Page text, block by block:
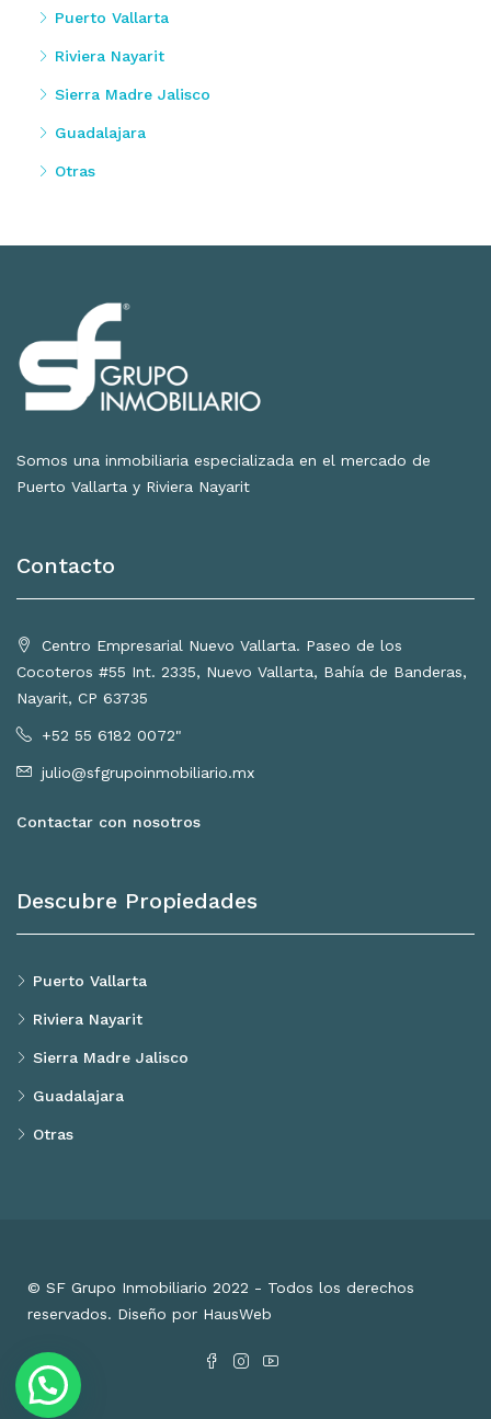
Puerto Vallarta
Riviera Nayarit
Sierra Madre Jalisco
Guadalajara
Otras
Somos una inmobiliaria especializada en el mercado de
Puerto Vallarta y Riviera Nayarit
Contacto
Centro Empresarial Nuevo Vallarta. Paseo de los
Cocoteros #55 Int. 2335, Nuevo Vallarta, Bahía de Banderas,
Nayarit, CP 63735
+52 55 6182 0072"
julio@sfgrupoinmobiliario.mx
Contactar con nosotros
Descubre Propiedades
Puerto Vallarta
Riviera Nayarit
Sierra Madre Jalisco
Guadalajara
Otras
© SF Grupo Inmobiliario 2022 - Todos los derechos
reservados. Diseño por HausWeb